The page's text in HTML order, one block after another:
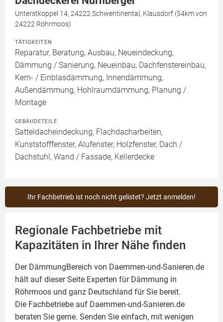
Unterstkoppel 14, 24222 Schwentinental, Klausdorf (54km von
24222 Röhrmoos)
TÄTIGKEITEN
Reparatur, Beratung, Ausbau, Neueindeckung,
Dämmung / Sanierung, Neueinbau, Dachfenstereinbau,
Kern- / Einblasdämmung, Innendämmung,
Außendämmung, Hohlraumdämmung, Planung /
Montage
GEBÄUDETEILE
Satteldacheindeckung, Flachdacharbeiten,
Kunststofffenster, Alufenster, Holzfenster, Dach /
Dachstuhl, Wand / Fassade, Kellerdecke
Ihr Fachbetrieb ist noch nicht gelistet? Jetzt anmelden!
Regionale Fachbetriebe mit
Kapazitäten in Ihrer Nähe finden
Der DämmungBereich von Daemmen-und-Sanieren.de
hält auf dieser Seite Experten für Dämmung in
Röhrmoos und ganz Deutschland für Sie bereit.
Die Fachbetriebe auf Daemmen-und-Sanieren.de
beraten Sie gerne. Senden Sie einfach, mit wenigen